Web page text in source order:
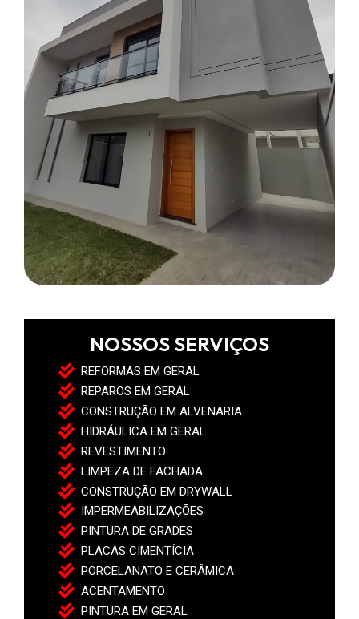
NOSSOS SERVIÇOS
REFORMAS EM GERAL
REPAROS EM GERAL
CONSTRUÇÃO EM ALVENARIA
HIDRÁULICA EM GERAL
REVESTIMENTO
LIMPEZA DE FACHADA
CONSTRUÇÃO EM DRYWALL
IMPERMEABILIZAÇÕES
PINTURA DE GRADES
PLACAS CIMENTÍCIA
PORCELANATO E CERÂMICA
ACENTAMENTO
PINTURA EM GERAL